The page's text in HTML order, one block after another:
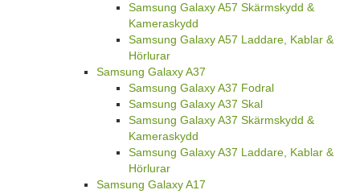
Samsung Galaxy A57 Skärmskydd &
Kameraskydd
Samsung Galaxy A57 Laddare, Kablar &
Hörlurar
Samsung Galaxy A37
Samsung Galaxy A37 Fodral
Samsung Galaxy A37 Skal
Samsung Galaxy A37 Skärmskydd &
Kameraskydd
Samsung Galaxy A37 Laddare, Kablar &
Hörlurar
Samsung Galaxy A17